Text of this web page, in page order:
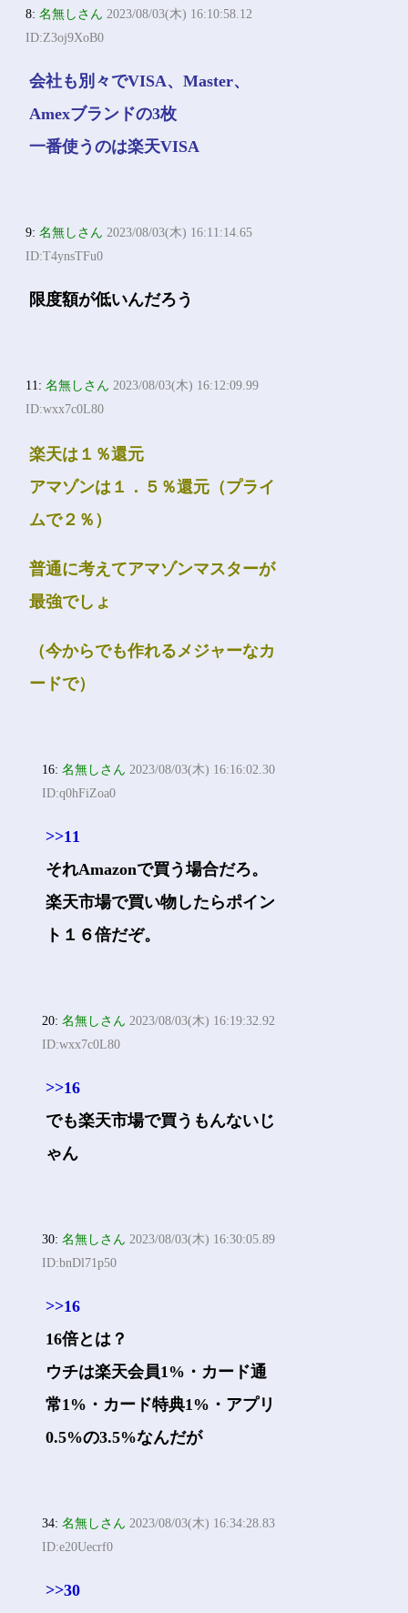
8:名無しさん 2023/08/03(木) 16:10:58.12
ID:Z3oj9XoB0
会社も別々でVISA、Master、
Amexブランドの3枚
一番使うのは楽天VISA
9:名無しさん 2023/08/03(木) 16:11:14.65
ID:T4ynsTFu0
限度額が低いんだろう
11:名無しさん 2023/08/03(木) 16:12:09.99
ID:wxx7c0L80
楽天は１％還元
アマゾンは１．５％還元（プライ
ムで２％）
普通に考えてアマゾンマスターが
最強でしょ
（今からでも作れるメジャーなカ
ードで）
16:名無しさん 2023/08/03(木) 16:16:02.30
ID:q0hFiZoa0
>>11
それAmazonで買う場合だろ。
楽天市場で買い物したらポイン
ト１６倍だぞ。
20:名無しさん 2023/08/03(木) 16:19:32.92
ID:wxx7c0L80
>>16
でも楽天市場で買うもんないじ
ゃん
30:名無しさん 2023/08/03(木) 16:30:05.89
ID:bnDl71p50
>>16
16倍とは？
ウチは楽天会員1%・カード通
常1%・カード特典1%・アプリ
0.5%の3.5%なんだが
34:名無しさん 2023/08/03(木) 16:34:28.83
ID:e20Uecrf0
>>30